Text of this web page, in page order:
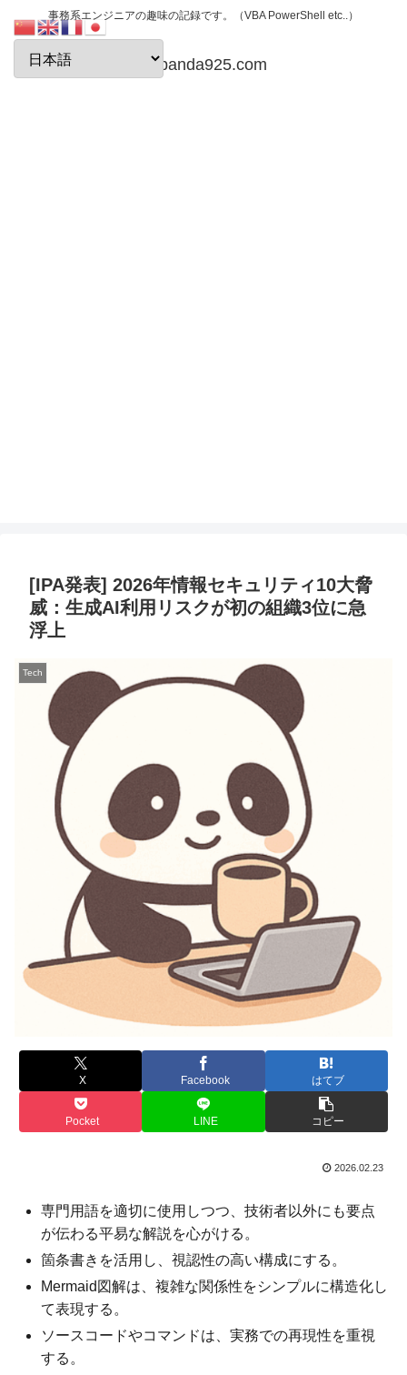
事務系エンジニアの趣味の記録です。（VBA PowerShell etc..）
papanda925.com
[IPA発表] 2026年情報セキュリティ10大脅
威：生成AI利用リスクが初の組織3位に急
浮上
Tech
X Facebook はてブ
Pocket LINE コピー
2026.02.23
専門用語を適切に使用しつつ、技術者以外にも要点
が伝わる平易な解説を心がける。
箇条書きを活用し、視認性の高い構成にする。
Mermaid図解は、複雑な関係性をシンプルに構造化し
て表現する。
ソースコードやコマンドは、実務での再現性を重視
する。